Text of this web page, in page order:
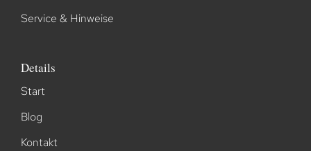
Service & Hinweise
Details
Start
Blog
Kontakt